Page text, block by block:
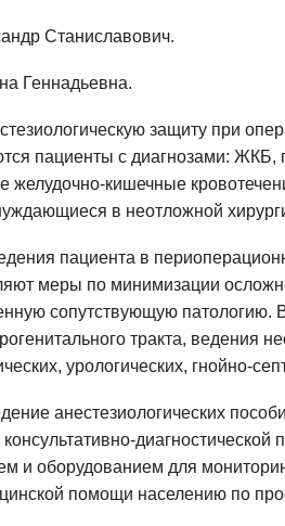
Станиславович.
Геннадьевна.
защиту при
пациенты с диагнозами: ЖКБ,
желудочно-кишечные
в неотложной
пациента в
меры по минимизации
сопутствующую патологию.
тракта, ведения
урологических, гнойно-
анестезиологических
и оборудованием для
помощи населению по